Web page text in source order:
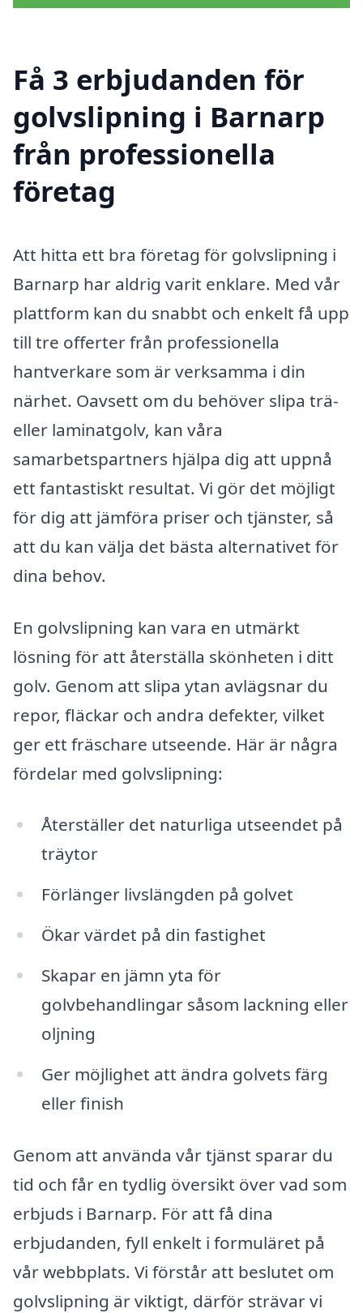
Få 3 erbjudanden för
golvslipning i Barnarp
från professionella
företag
Att hitta ett bra företag för golvslipning i
Barnarp har aldrig varit enklare. Med vår
plattform kan du snabbt och enkelt få upp
till tre offerter från professionella
hantverkare som är verksamma i din
närhet. Oavsett om du behöver slipa trä-
eller laminatgolv, kan våra
samarbetspartners hjälpa dig att uppnå
ett fantastiskt resultat. Vi gör det möjligt
för dig att jämföra priser och tjänster, så
att du kan välja det bästa alternativet för
dina behov.
En golvslipning kan vara en utmärkt
lösning för att återställa skönheten i ditt
golv. Genom att slipa ytan avlägsnar du
repor, fläckar och andra defekter, vilket
ger ett fräschare utseende. Här är några
fördelar med golvslipning:
Återställer det naturliga utseendet på
träytor
Förlänger livslängden på golvet
Ökar värdet på din fastighet
Skapar en jämn yta för
golvbehandlingar såsom lackning eller
oljning
Ger möjlighet att ändra golvets färg
eller finish
Genom att använda vår tjänst sparar du
tid och får en tydlig översikt över vad som
erbjuds i Barnarp. För att få dina
erbjudanden, fyll enkelt i formuläret på
vår webbplats. Vi förstår att beslutet om
golvslipning är viktigt, därför strävar vi